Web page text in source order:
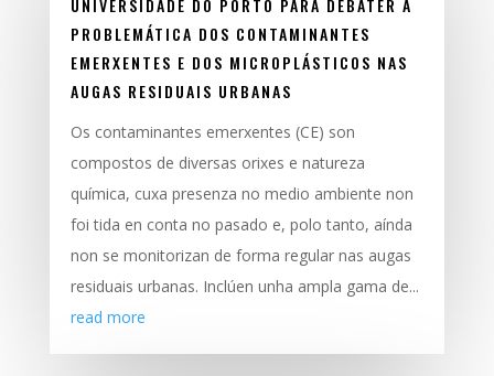
UNIVERSIDADE DO PORTO PARA DEBATER A
PROBLEMÁTICA DOS CONTAMINANTES
EMERXENTES E DOS MICROPLÁSTICOS NAS
AUGAS RESIDUAIS URBANAS
Os contaminantes emerxentes (CE) son
compostos de diversas orixes e natureza
química, cuxa presenza no medio ambiente non
foi tida en conta no pasado e, polo tanto, aínda
non se monitorizan de forma regular nas augas
residuais urbanas. Inclúen unha ampla gama de...
read more